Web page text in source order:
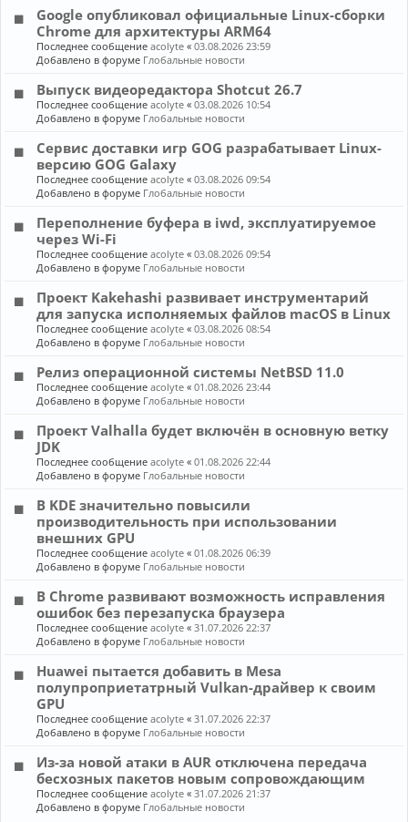
Google опубликовал официальные Linux-сборки
Chrome для архитектуры ARM64
Последнее сообщениеacolyte «03.08.2026 23:59
Добавлено в форуме Глобальные новости
Выпуск видеоредактора Shotcut 26.7
Последнее сообщениеacolyte «03.08.2026 10:54
Добавлено в форуме Глобальные новости
Сервис доставки игр GOG разрабатывает Linux-
версию GOG Galaxy
Последнее сообщениеacolyte «03.08.2026 09:54
Добавлено в форуме Глобальные новости
Переполнение буфера в iwd, эксплуатируемое
через Wi-Fi
Последнее сообщениеacolyte «03.08.2026 09:54
Добавлено в форуме Глобальные новости
Проект Kakehashi развивает инструментарий
для запуска исполняемых файлов macOS в Linux
Последнее сообщениеacolyte «03.08.2026 08:54
Добавлено в форуме Глобальные новости
Релиз операционной системы NetBSD 11.0
Последнее сообщениеacolyte «01.08.2026 23:44
Добавлено в форуме Глобальные новости
Проект Valhalla будет включён в основную ветку
JDK
Последнее сообщениеacolyte «01.08.2026 22:44
Добавлено в форуме Глобальные новости
В KDE значительно повысили
производительность при использовании
внешних GPU
Последнее сообщениеacolyte «01.08.2026 06:39
Добавлено в форуме Глобальные новости
В Chrome развивают возможность исправления
ошибок без перезапуска браузера
Последнее сообщениеacolyte «31.07.2026 22:37
Добавлено в форуме Глобальные новости
Huawei пытается добавить в Mesa
полупроприетатрный Vulkan-драйвер к своим
GPU
Последнее сообщениеacolyte «31.07.2026 22:37
Добавлено в форуме Глобальные новости
Из-за новой атаки в AUR отключена передача
бесхозных пакетов новым сопровождающим
Последнее сообщениеacolyte «31.07.2026 21:37
Добавлено в форуме Глобальные новости